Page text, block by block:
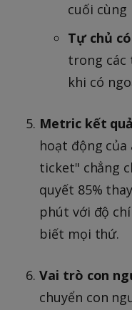
cuối cùng
Tự chủ
trong các
khi có
Metric kết quả
hoạt động của
ticket" chẳng
quyết 85%
phút với độ
biết mọi thứ.
Vai trò con
chuyển con